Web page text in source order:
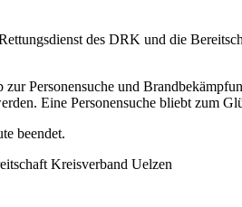
des DRK und die
Personensuche und
Eine Personensuche bliebt zum
beendet.
Kreisverband Uelzen